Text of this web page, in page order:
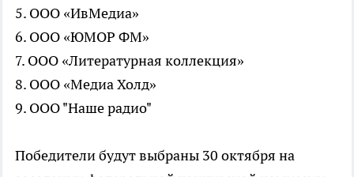
5. ООО «ИвМедиа»
6. ООО «ЮМОР ФМ»
7. ООО «Литературная коллекция»
8. ООО «Медиа Холд»
9. ООО "Наше радио"
Победители будут выбраны 30 октября на